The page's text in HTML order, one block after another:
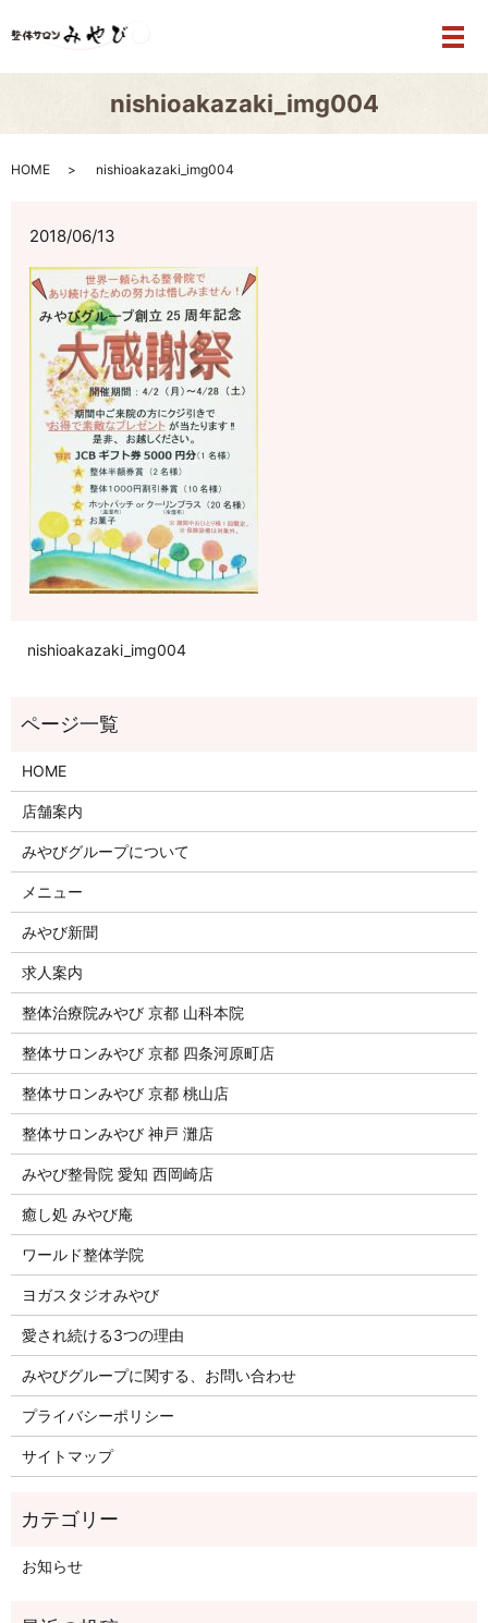
メ
nishioakazaki_img004
HOME nishioakazaki_img004
2018/06/13
nishioakazaki_img004
HOME
店舗案内
みやびグループについて
メニュー
みやび新聞
求人案内
整体治療院みやび 京都 山科本院
整体サロンみやび 京都 四条河原町店
整体サロンみやび 京都 桃山店
整体サロンみやび 神戸 灘店
みやび整骨院 愛知 西岡崎店
癒し処 みやび庵
ワールド整体学院
ヨガスタジオみやび
愛され続ける3つの理由
みやびグループに関する、お問い合わせ
プライバシーポリシー
サイトマップ
お知らせ